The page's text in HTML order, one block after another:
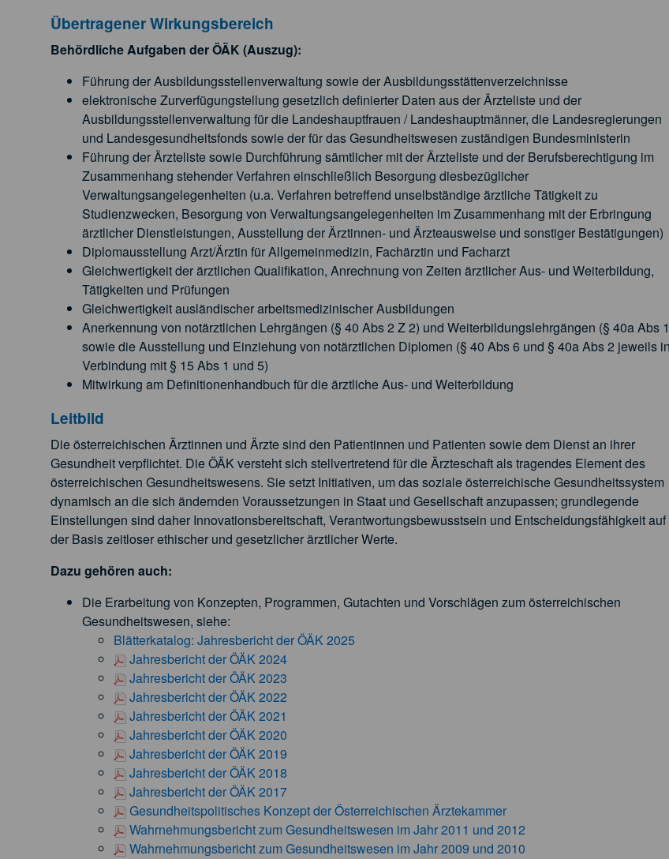
Übertragener Wirkungsbereich
Behördliche Aufgaben der ÖÄK (Auszug):
Führung der Ausbildungsstellenverwaltung sowie der Ausbildungsstättenverzeichnisse
elektronische Zurverfügungstellung gesetzlich definierter Daten aus der Ärzteliste und der
Ausbildungsstellenverwaltung für die Landeshauptfrauen / Landeshauptmänner, die Landesregierungen
und Landesgesundheitsfonds sowie der für das Gesundheitswesen zuständigen Bundesministerin
Führung der Ärzteliste sowie Durchführung sämtlicher mit der Ärzteliste und der Berufsberechtigung im
Zusammenhang stehender Verfahren einschließlich Besorgung diesbezüglicher
Verwaltungsangelegenheiten (u.a. Verfahren betreffend unselbständige ärztliche Tätigkeit zu
Studienzwecken, Besorgung von Verwaltungsangelegenheiten im Zusammenhang mit der Erbringung
ärztlicher Dienstleistungen, Ausstellung der Ärztinnen- und Ärzteausweise und sonstiger Bestätigungen)​​
Diplomausstellung Arzt/Ärztin für Allgemeinmedizin, Fachärztin und Facharzt
Gleichwertigkeit der ärztlichen Qualifikation, Anrechnung von Zeiten ärztlicher Aus- und Weiterbildung,
Tätigkeiten und Prüfungen
Gleichwertigkeit ausländischer arbeitsmedizinischer Ausbildungen
Anerkennung von notärztlichen Lehrgängen (§ 40 Abs 2 Z 2) und Weiterbildungslehrgängen (§ 40a Abs
sowie die Ausstellung und Einziehung von notärztlichen Diplomen (§ 40 Abs 6 und § 40a Abs 2 jeweils in
Verbindung mit § 15 Abs 1 und 5)
Mitwirkung am Definitionenhandbuch für die ärztliche Aus- und Weiterbildung
Leitbild
Die österreichischen Ärztinnen und Ärzte sind den Patientinnen und Patienten sowie dem Dienst an ihrer
Gesundheit verpflichtet. Die ÖÄK versteht sich stellvertretend für die Ärzteschaft als tragendes Element des
österreichischen Gesundheitswesens. Sie setzt Initiativen, um das soziale österreichische Gesundheitssystem
dynamisch an die sich ändernden Voraussetzungen in Staat und Gesellschaft anzupassen; grundlegende
Einstellungen sind daher Innovationsbereitschaft, Verantwortungsbewusstsein und Entscheidungsfähigkeit auf
der Basis zeitloser ethischer und gesetzlicher ärztlicher Werte.
Dazu gehören auch:
Die Erarbeitung von Konzepten, Programmen, Gutachten und Vorschlägen zum österreichischen
Gesundheitswesen, siehe:
Blätterkatalog: Jahresbericht der ÖÄK 2025
Jahresbericht der ÖÄK 2024
Jahresbericht der ÖÄK 2023
Jahresbericht der ÖÄK 2022
Jahresbericht der ÖÄK 2021
Jahresbericht der ÖÄK 2020
Jahresbericht der ÖÄK 2019
Jahresbericht der ÖÄK 2018
Jahresbericht der ÖÄK 2017
Gesundheitspolitisches Konzept der Österreichischen Ärztekammer
Wahrnehmungsbericht zum Gesundheitswesen im Jahr 2011 und 2012
Wahrnehmungsbericht zum Gesundheitswesen im Jahr 2009 und 2010